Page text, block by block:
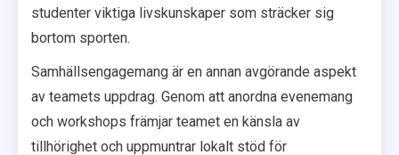
studenter viktiga livskunskaper som sträcker sig
bortom sporten.
Samhällsengagemang är en annan avgörande aspekt
av teamets uppdrag. Genom att anordna evenemang
och workshops främjar teamet en känsla av
tillhörighet och uppmuntrar lokalt stöd för